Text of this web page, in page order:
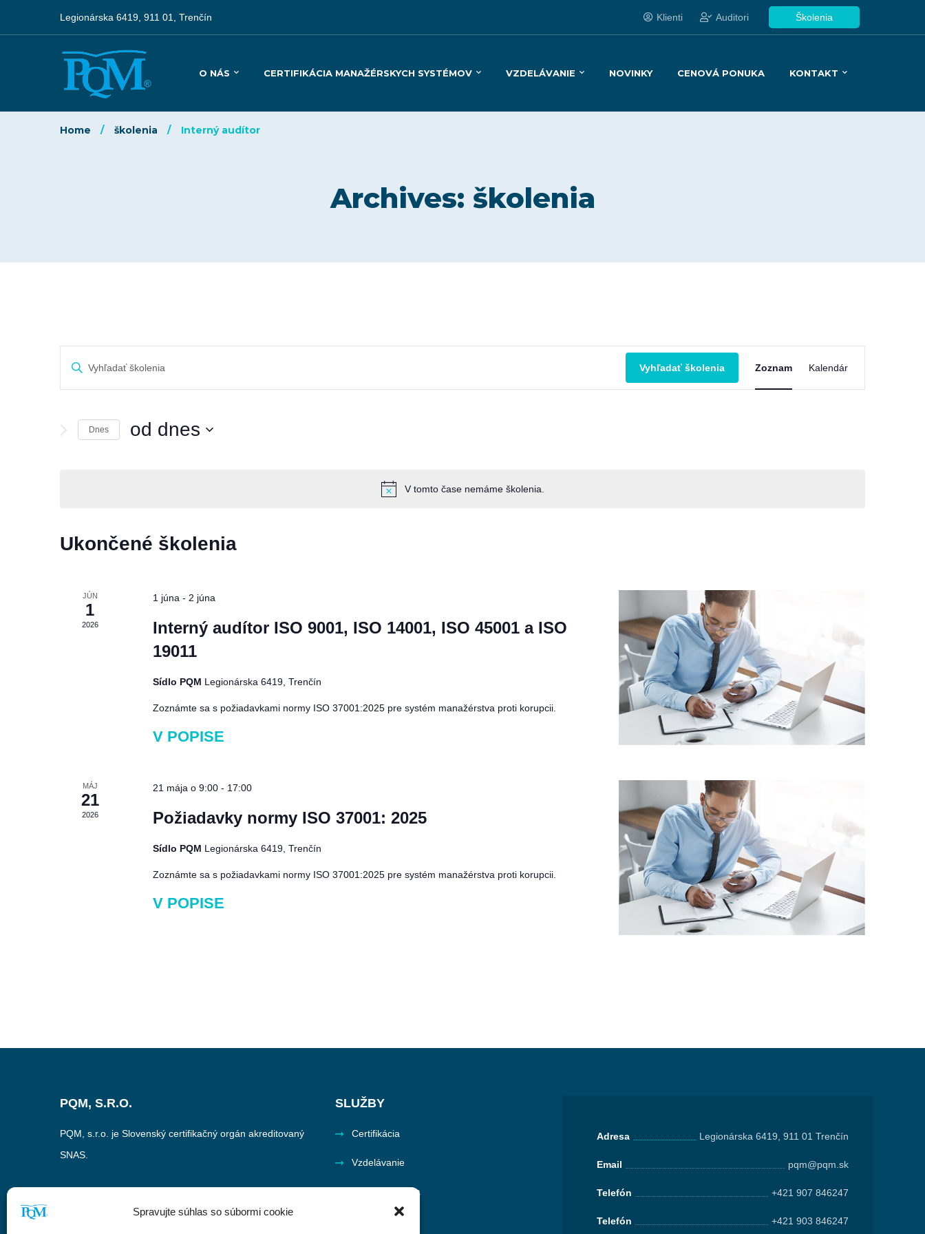
Spravujte súhlas so súbormi cookie
Legionárska 6419, 911 01, Trenčín Klienti Auditori Školenia
O NÁS CERTIFIKÁCIA MANAŽÉRSKYCH SYSTÉMOV VZDELÁVANIE NOVINKY CENOVÁ PONUKA KONTAKT
Archives: školenia
Home školenia Interný audítor
V tomto čase nemáme školenia.
Search
Views
Enter
Vyhľadať školenia
Views
Navigation
Zoznam Kalendár
Dnes od dnes
Ukončené školenia
JÚN
1
2026
1 júna - 2 júna
Interný audítor ISO 9001, ISO 14001, ISO 45001 a ISO
19011
Sídlo PQM Legionárska 6419, Trenčín
Zoznámte sa s požiadavkami normy ISO 37001:2025 pre systém manažérstva proti korupcii.
V POPISE
MÁJ
21
2026
21 mája o 9:00 - 17:00
Požiadavky normy ISO 37001: 2025
Sídlo PQM Legionárska 6419, Trenčín
Zoznámte sa s požiadavkami normy ISO 37001:2025 pre systém manažérstva proti korupcii.
V POPISE
PQM, S.R.O.
PQM, s.r.o. je Slovenský certifikačný orgán akreditovaný
SNAS.
SLUŽBY
Certifikácia
Vzdelávanie
Cenová ponuka
Adresa Legionárska 6419, 911 01 Trenčín
Email pqm@pqm.sk
Telefón +421 907 846247
Telefón +421 903 846247